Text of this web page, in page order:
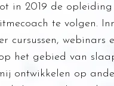
in 2019 de
te volgen.
cursussen, webinars
het gebied van
ontwikkelen op